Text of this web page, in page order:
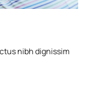
nibh dignissim